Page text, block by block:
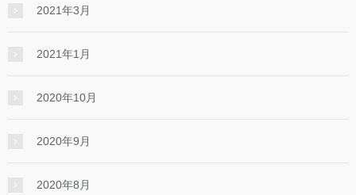
2021年3月
2021年1月
2020年10月
2020年9月
2020年8月